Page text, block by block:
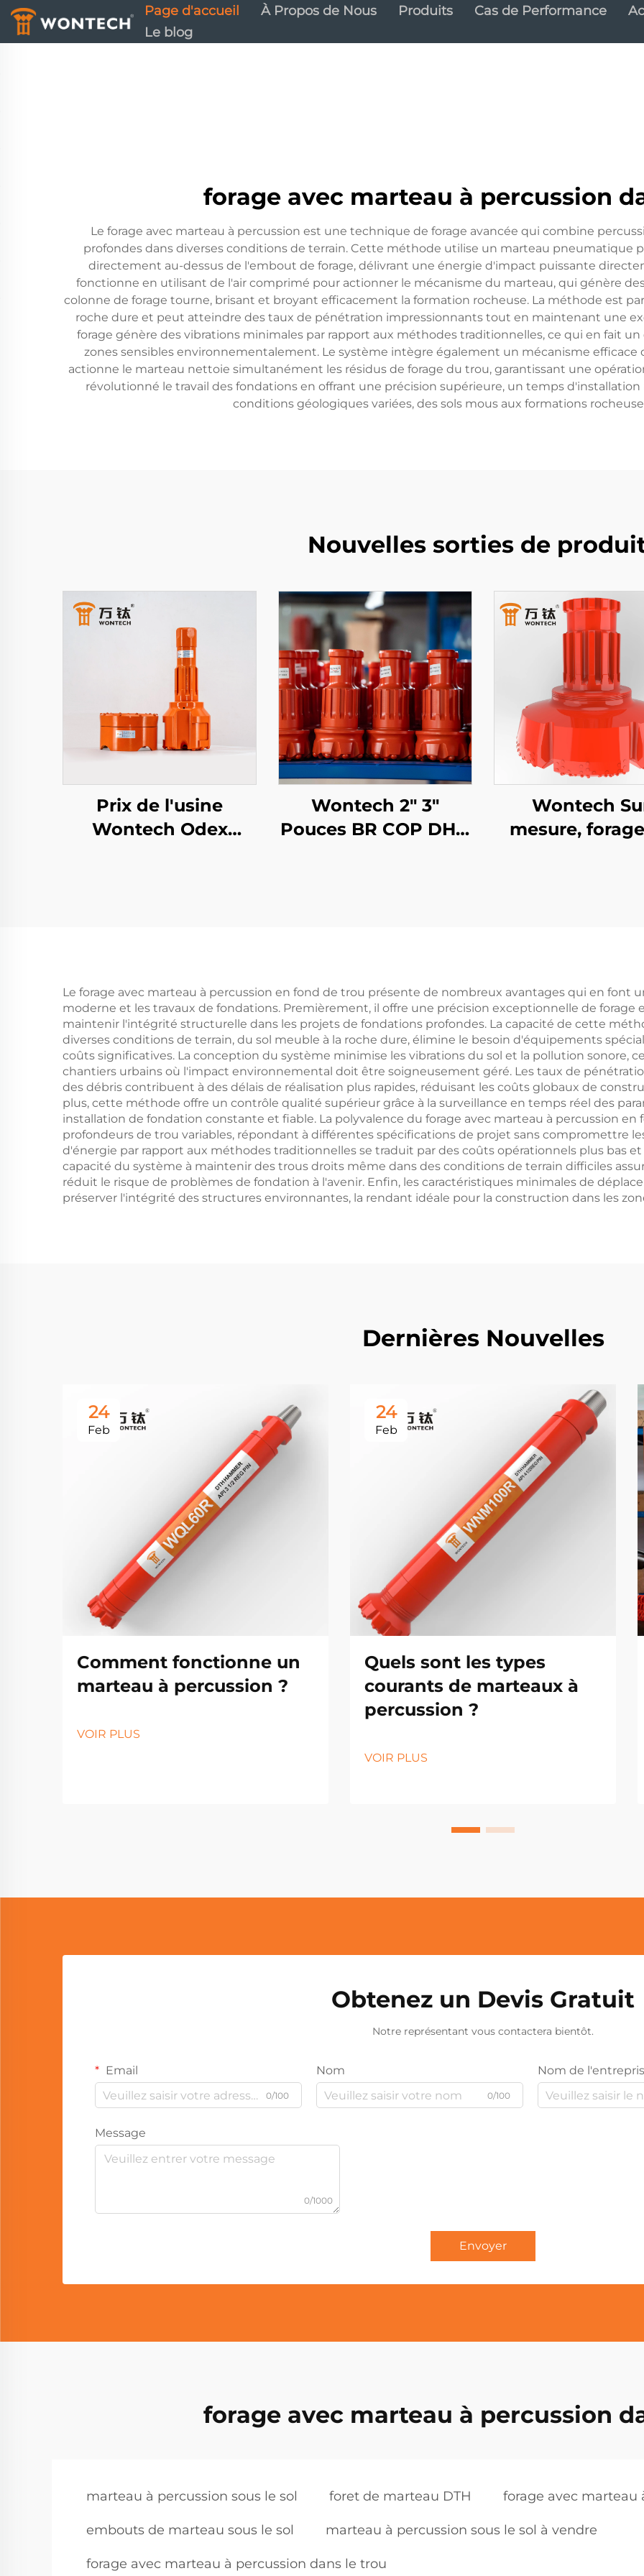
Page d'accueil À Propos de Nous Produits Cas de Performance
Le blog
forage avec marteau à percussion
Le forage avec marteau à percussion est une technique de forage avancée qui combine
profondes dans diverses conditions de terrain. Cette méthode utilise un marteau pneumatique
directement au-dessus de l'embout de forage, délivrant une énergie d'impact puissante
fonctionne en utilisant de l'air comprimé pour actionner le mécanisme du marteau, qui génère
colonne de forage tourne, brisant et broyant efficacement la formation rocheuse. La méthode est
roche dure et peut atteindre des taux de pénétration impressionnants tout en maintenant une
forage génère des vibrations minimales par rapport aux méthodes traditionnelles, ce qui en fait
zones sensibles environnementalement. Le système intègre également un mécanisme efficace
actionne le marteau nettoie simultanément les résidus de forage du trou, garantissant une
révolutionné le travail des fondations en offrant une précision supérieure, un temps
conditions géologiques variées, des sols mous aux formations
Nouvelles sorties de
Prix de l'usine
Wontech Odex
Wontech 2" 3"
Pouces BR COP DHD
Wontech
mesure,
Le forage avec marteau à percussion en fond de trou présente de nombreux avantages qui en font
moderne et les travaux de fondations. Premièrement, il offre une précision exceptionnelle de
maintenir l'intégrité structurelle dans les projets de fondations profondes. La capacité de cette
diverses conditions de terrain, du sol meuble à la roche dure, élimine le besoin d'équipements
coûts significatives. La conception du système minimise les vibrations du sol et la pollution sonore,
chantiers urbains où l'impact environnemental doit être soigneusement géré. Les taux de
des débris contribuent à des délais de réalisation plus rapides, réduisant les coûts globaux de
plus, cette méthode offre un contrôle qualité supérieur grâce à la surveillance en temps réel des
installation de fondation constante et fiable. La polyvalence du forage avec marteau à percussion
profondeurs de trou variables, répondant à différentes spécifications de projet sans compromettre
d'énergie par rapport aux méthodes traditionnelles se traduit par des coûts opérationnels plus bas
capacité du système à maintenir des trous droits même dans des conditions de terrain difficiles
réduit le risque de problèmes de fondation à l'avenir. Enfin, les caractéristiques minimales de
préserver l'intégrité des structures environnantes, la rendant idéale pour la construction dans les
Dernières Nouvelles
24
Feb
Comment fonctionne un
marteau à percussion ?
VOIR PLUS
24
Feb
Quels sont les types
courants de marteaux à
percussion ?
VOIR PLUS
Obtenez un Devis Gratuit
Notre représentant vous contactera bientôt.
Email
0/100
Nom
0/100
Nom de
Message
0/1000
Envoyer
forage avec marteau à percussion
marteau à percussion sous le sol foret de marteau DTH forage avec marteau
embouts de marteau sous le sol marteau à percussion sous le sol à vendre
forage avec marteau à percussion dans le trou